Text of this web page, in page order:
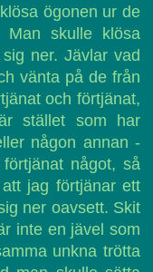
ögonen ur de
skulle klösa
ner. Jävlar vad
vänta på de från
och förtjänat,
stället som har
någon annan -
något, så
jag förtjänar ett
ner oavsett. Skit
inte en jävel som
unkna trötta